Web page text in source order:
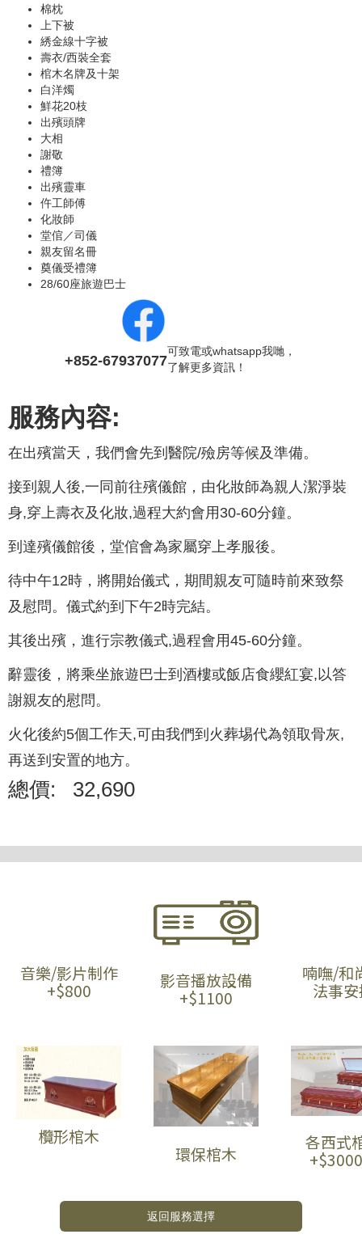
棉枕
上下被
綉金線十字被
壽衣/西裝全套
棺木名牌及十架
白洋燭
鮮花20枝
出殯頭牌
大相
謝敬
禮簿
出殯靈車
仵工師傅
化妝師
堂倌／司儀
親友留名冊
奠儀受禮簿
28/60座旅遊巴士
+852-67937077
可致電或whatsapp我哋，
了解更多資訊！
服務內容:
在出殯當天，我們會先到醫院/殮房等候及準備。
接到親人後,一同前往殯儀館，由化妝師為親人潔淨裝
身,穿上壽衣及化妝,過程大約會用30-60分鐘。
到達殯儀館後，堂倌會為家屬穿上孝服後。
待中午12時，將開始儀式，期間親友可隨時前來致祭
及慰問。儀式約到下午2時完結。
其後出殯，進行宗教儀式,過程會用45-60分鐘。
辭靈後，將乘坐旅遊巴士到酒樓或飯店食纓紅宴,以答
謝親友的慰問。
火化後約5個工作天,可由我們到火葬埸代為領取骨灰,
再送到安置的地方。
總價: 32,690
音樂/影片制作
+$800
影音播放設備
+$1100
喃嘸/和
法事
欖形棺木
環保棺木
各西式
返回服務選擇